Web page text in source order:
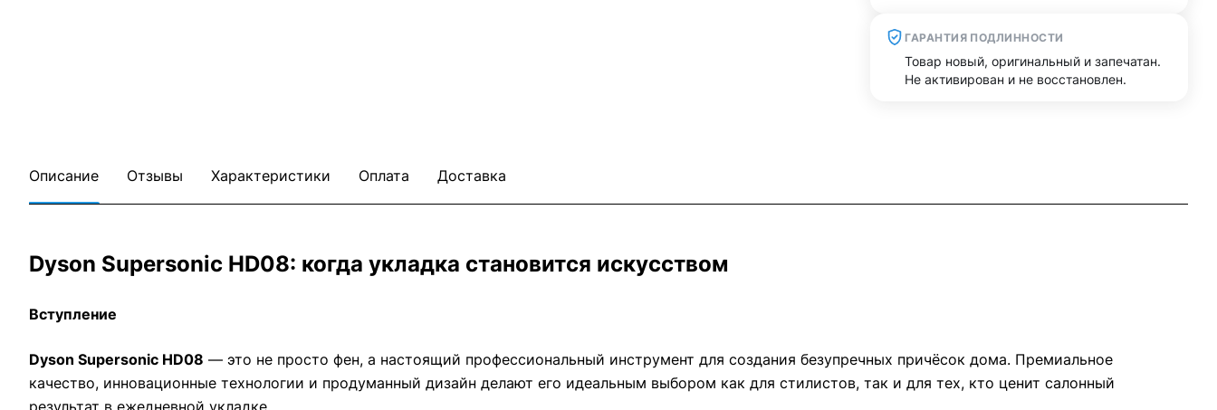
ГАРАНТИЯ ПОДЛИННОСТИ
Товар новый, оригинальный и запечатан.
Не активирован и не восстановлен.
Описание Отзывы Характеристики Оплата Доставка
Dyson Supersonic HD08: когда укладка становится искусством
Вступление
Dyson Supersonic HD08 — это не просто фен, а настоящий профессиональный инструмент для создания безупречных причёсок дома. Премиальное
качество, инновационные технологии и продуманный дизайн делают его идеальным выбором как для стилистов, так и для тех, кто ценит салонный
результат в ежедневной укладке.